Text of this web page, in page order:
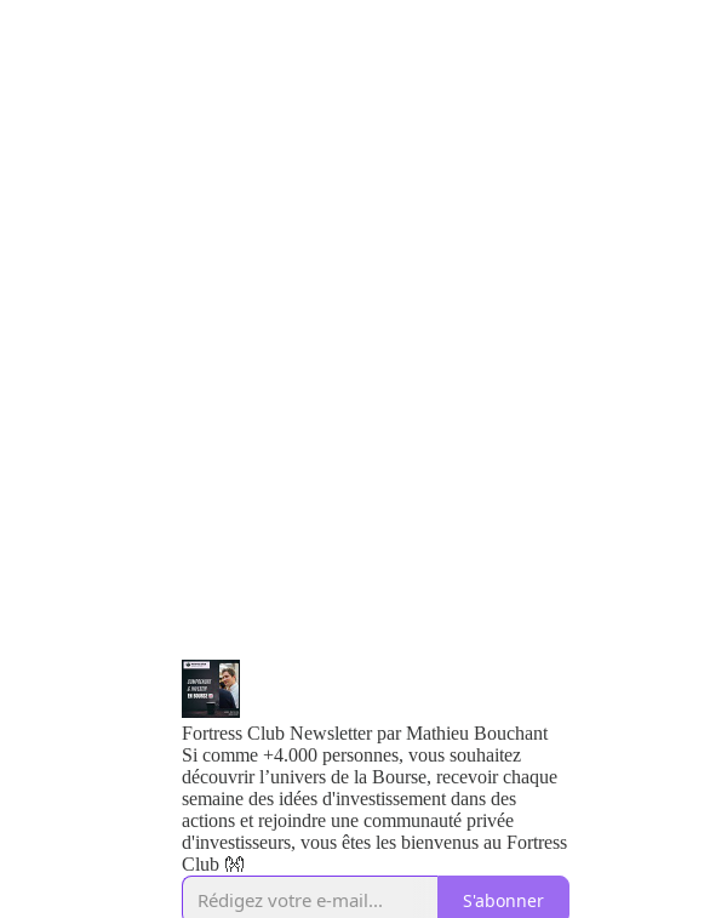
Fortress Club Newsletter par Mathieu Bouchant
Si comme +4.000 personnes, vous souhaitez
découvrir l’univers de la Bourse, recevoir chaque
semaine des idées d'investissement dans des
actions et rejoindre une communauté privée
d'investisseurs, vous êtes les bienvenus au Fortress
Club 👐
S'abonner